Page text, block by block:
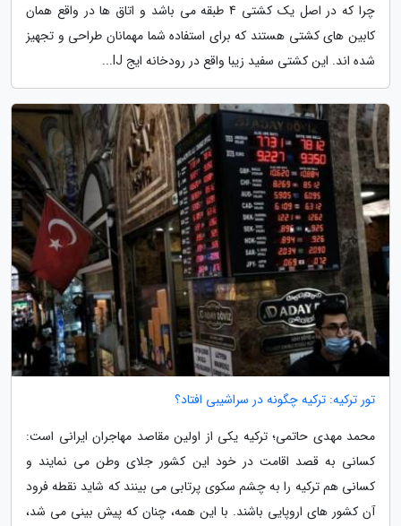
چرا که در اصل یک کشتی 4 طبقه می باشد و اتاق ها در واقع همان
کابین های کشتی هستند که برای استفاده شما مهمانان طراحی و تجهیز
شده اند. این کشتی سفید زیبا واقع در رودخانه ایج IJ...
تور ترکیه: ترکیه چگونه در سراشیبی افتاد؟
محمد مهدی حاتمی؛ ترکیه یکی از اولین مقاصد مهاجران ایرانی است:
کسانی به قصد اقامت در خود این کشور جلای وطن می نمایند و
کسانی هم ترکیه را به چشم سکوی پرتابی می بینند که شاید نقطه فرود
آن کشور های اروپایی باشند. با این همه، چنان که پیش بینی می شد،